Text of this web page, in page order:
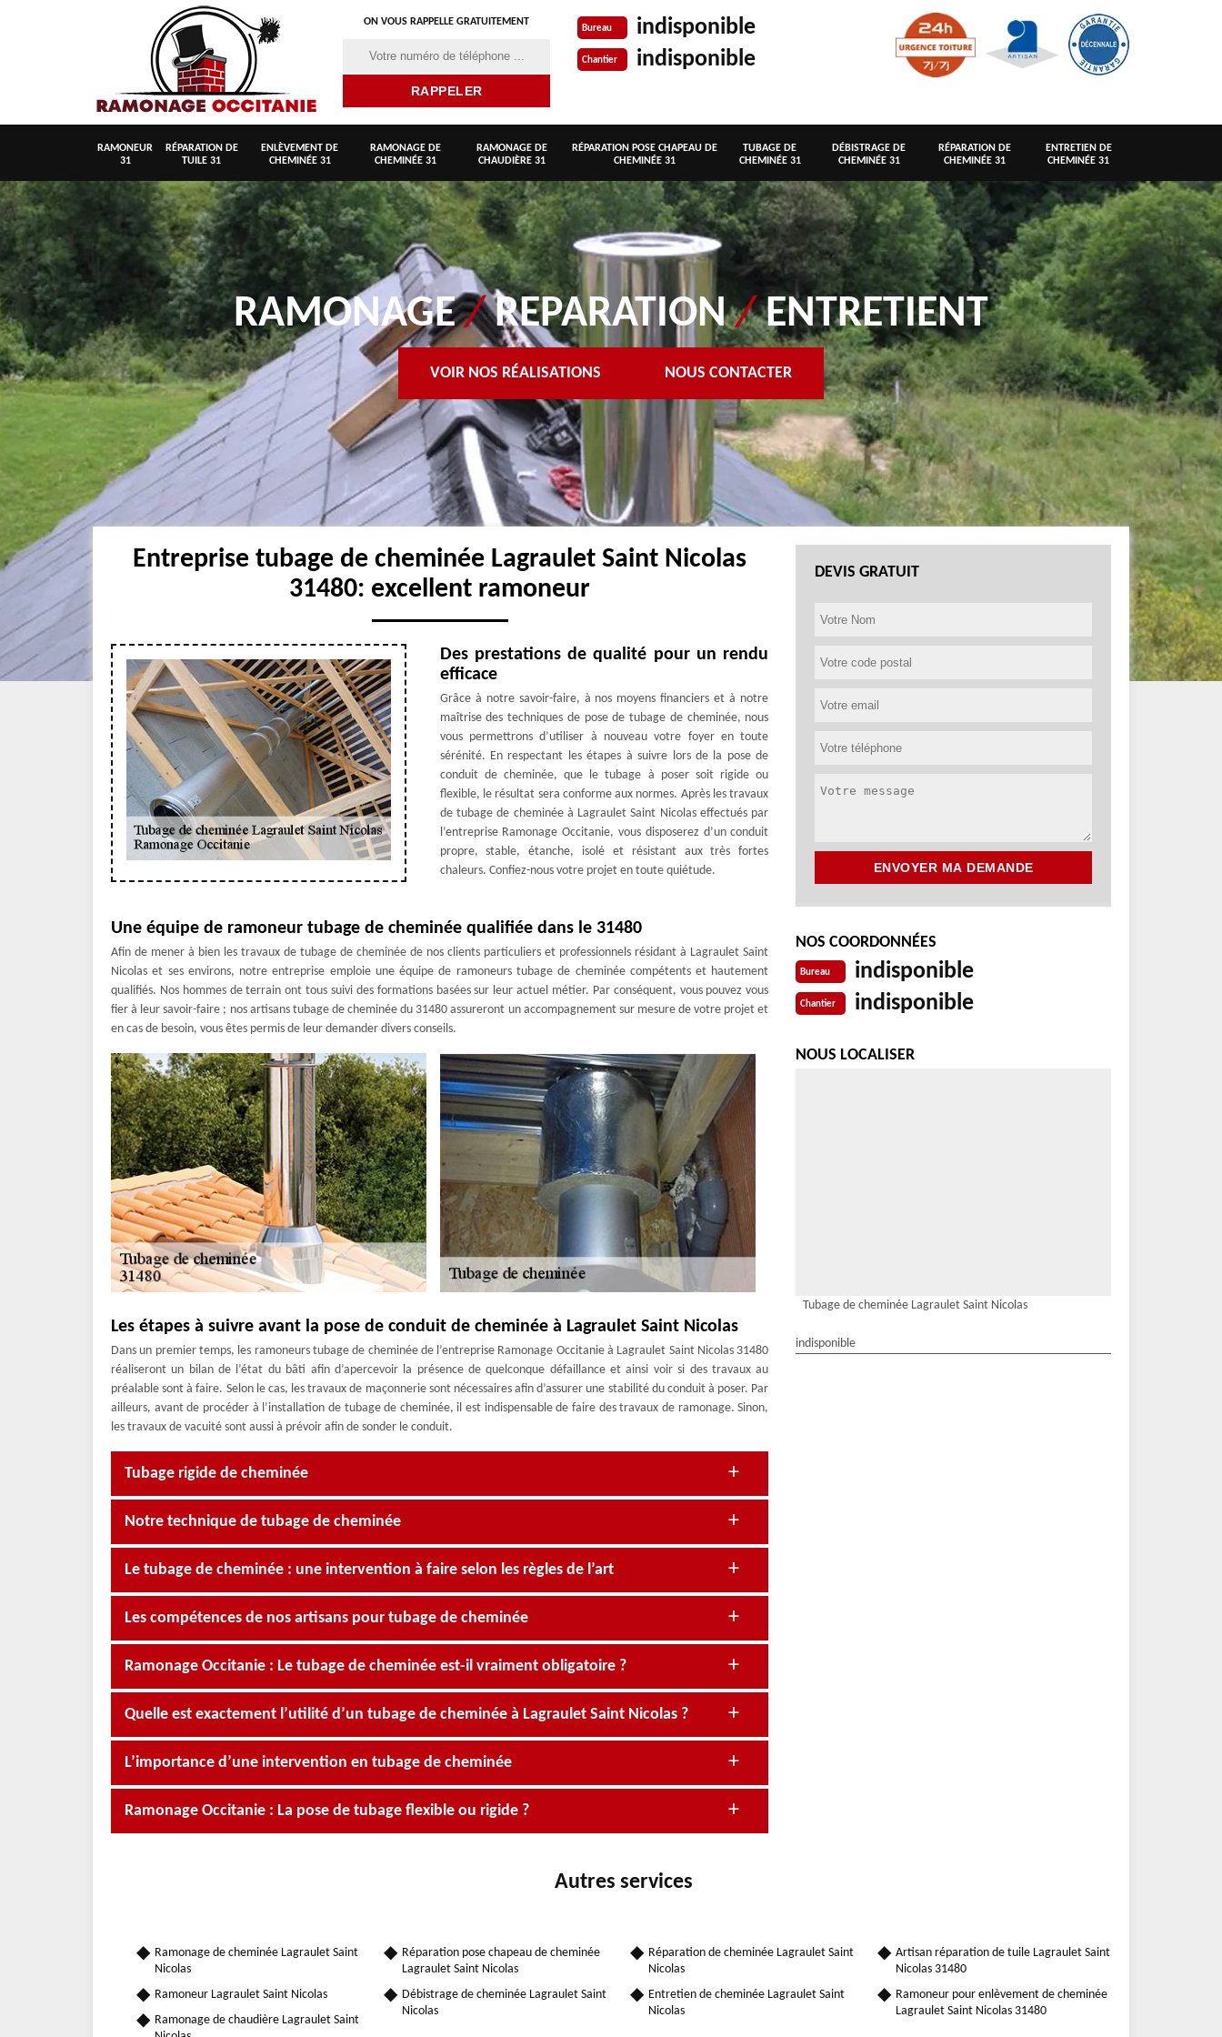
ON VOUS RAPPELLE GRATUITEMENT
Bureau indisponible
Chantier indisponible
RAMONEUR
31
RÉPARATION DE
TUILE 31
ENLÈVEMENT DE
CHEMINÉE 31
RAMONAGE DE
CHEMINÉE 31
RAMONAGE DE
CHAUDIÈRE 31
RÉPARATION POSE CHAPEAU DE
CHEMINÉE 31
TUBAGE DE
CHEMINÉE 31
DÉBISTRAGE DE
CHEMINÉE 31
RÉPARATION DE
CHEMINÉE 31
ENTRETIEN DE
CHEMINÉE 31
RAMONAGE/REPARATION/ENTRETIENT
VOIR NOS RÉALISATIONS NOUS CONTACTER
Entreprise tubage de cheminée Lagraulet Saint Nicolas
31480: excellent ramoneur
Des prestations de qualité pour un rendu
efficace
Grâce à notre savoir-faire, à nos moyens financiers et à notre
maîtrise des techniques de pose de tubage de cheminée, nous
vous permettrons d’utiliser à nouveau votre foyer en toute
sérénité. En respectant les étapes à suivre lors de la pose de
conduit de cheminée, que le tubage à poser soit rigide ou
flexible, le résultat sera conforme aux normes. Après les travaux
de tubage de cheminée à Lagraulet Saint Nicolas effectués par
l’entreprise Ramonage Occitanie, vous disposerez d’un conduit
propre, stable, étanche, isolé et résistant aux très fortes
chaleurs. Confiez-nous votre projet en toute quiétude.
Une équipe de ramoneur tubage de cheminée qualifiée dans le 31480
Afin de mener à bien les travaux de tubage de cheminée de nos clients particuliers et professionnels résidant à Lagraulet Saint
Nicolas et ses environs, notre entreprise emploie une équipe de ramoneurs tubage de cheminée compétents et hautement
qualifiés. Nos hommes de terrain ont tous suivi des formations basées sur leur actuel métier. Par conséquent, vous pouvez vous
fier à leur savoir-faire ; nos artisans tubage de cheminée du 31480 assureront un accompagnement sur mesure de votre projet et
en cas de besoin, vous êtes permis de leur demander divers conseils.
Les étapes à suivre avant la pose de conduit de cheminée à Lagraulet Saint Nicolas
Dans un premier temps, les ramoneurs tubage de cheminée de l’entreprise Ramonage Occitanie à Lagraulet Saint Nicolas 31480
réaliseront un bilan de l’état du bâti afin d’apercevoir la présence de quelconque défaillance et ainsi voir si des travaux au
préalable sont à faire. Selon le cas, les travaux de maçonnerie sont nécessaires afin d’assurer une stabilité du conduit à poser. Par
ailleurs, avant de procéder à l’installation de tubage de cheminée, il est indispensable de faire des travaux de ramonage. Sinon,
les travaux de vacuité sont aussi à prévoir afin de sonder le conduit.
Tubage rigide de cheminée
Notre technique de tubage de cheminée
Le tubage de cheminée : une intervention à faire selon les règles de l’art
Les compétences de nos artisans pour tubage de cheminée
Ramonage Occitanie : Le tubage de cheminée est-il vraiment obligatoire ?
Quelle est exactement l’utilité d’un tubage de cheminée à Lagraulet Saint Nicolas ?
L’importance d’une intervention en tubage de cheminée
Ramonage Occitanie : La pose de tubage flexible ou rigide ?
DEVIS GRATUIT
NOS COORDONNÉES
Bureau indisponible
Chantier indisponible
NOUS LOCALISER
Tubage de cheminée Lagraulet Saint Nicolas
indisponible
Autres services
Ramonage de cheminée Lagraulet Saint
Nicolas
Ramoneur Lagraulet Saint Nicolas
Ramonage de chaudière Lagraulet Saint
Réparation pose chapeau de cheminée
Lagraulet Saint Nicolas
Débistrage de cheminée Lagraulet Saint
Nicolas
Réparation de cheminée Lagraulet Saint
Nicolas
Entretien de cheminée Lagraulet Saint
Nicolas
Artisan réparation de tuile Lagraulet Saint
Nicolas 31480
Ramoneur pour enlèvement de cheminée
Lagraulet Saint Nicolas 31480